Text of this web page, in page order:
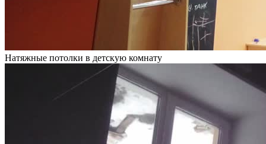
Натяжные потолки в детскую комнату